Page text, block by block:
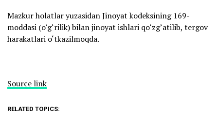
Mazkur holatlar yuzasidan Jinoyat kodeksining 169-
moddasi (o‘g‘rilik) bilan jinoyat ishlari qo‘zg‘atilib, tergov
harakatlari o‘tkazilmoqda.
Source link
RELATED TOPICS: